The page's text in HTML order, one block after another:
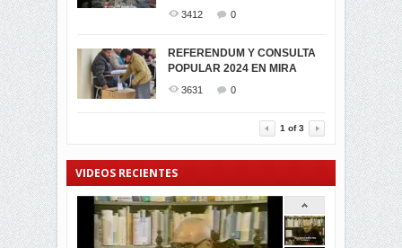
3412 0
REFERENDUM Y CONSULTA
POPULAR 2024 EN MIRA
3631 0
TRIUNFO DE...
CARCHI...
MIRA.EC FUE
GALARDONADA
1 of3
VIDEOS RECIENTES